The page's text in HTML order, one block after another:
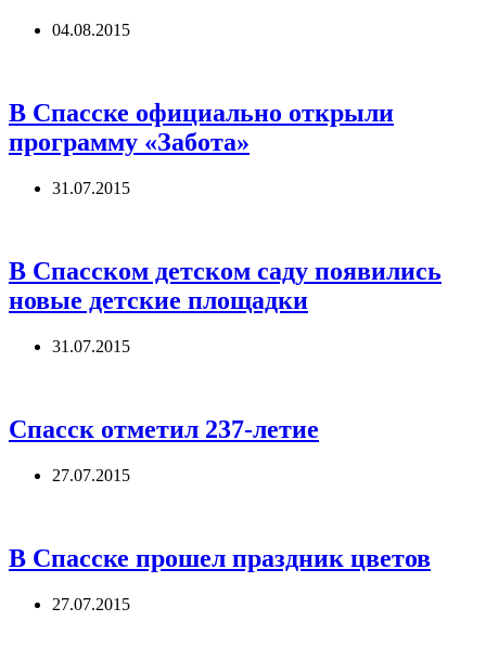
04.08.2015
В Спасске официально открыли
программу «Забота»
31.07.2015
В Спасском детском саду появились
новые детские площадки
31.07.2015
Спасск отметил 237-летие
27.07.2015
В Спасске прошел праздник цветов
27.07.2015